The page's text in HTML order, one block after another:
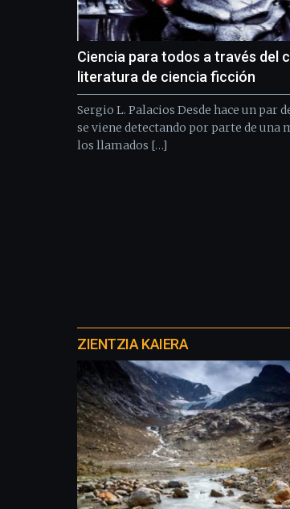
Ciencia para todos a través del
literatura de ciencia ficción
Sergio L. Palacios Desde hace un par
se viene detectando por parte de una
los llamados […]
proyectos
ZIENTZIA KAIERA